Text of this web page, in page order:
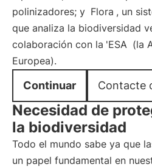
polinizadores; y Flora , un
que analiza la biodiversidad
colaboración con la 'ESA (la
Europea).
Continuar Contacte
Necesidad de
la biodiversidad
Todo el mundo sabe ya que
un papel fundamental en